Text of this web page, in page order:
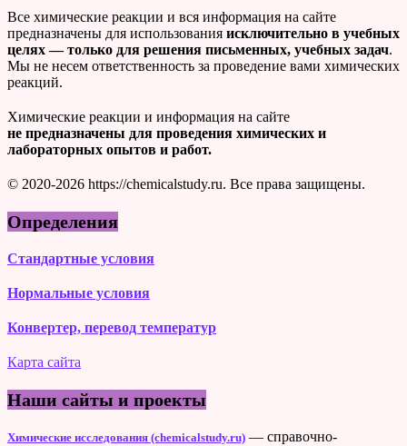
Все химические реакции и вся информация на сайте
предназначены для использования исключительно в учебных
целях — только для решения письменных, учебных задач.
Мы не несем ответственность за проведение вами химических
реакций.
Химические реакции и информация на сайте
не предназначены для проведения химических и
лабораторных опытов и работ.
© 2020-2026 https://chemicalstudy.ru. Все права защищены.
Определения
Стандартные условия
Нормальные условия
Конвертер, перевод температур
Карта сайта
Наши сайты и проекты
Химические исследования (chemicalstudy.ru) — справочно-